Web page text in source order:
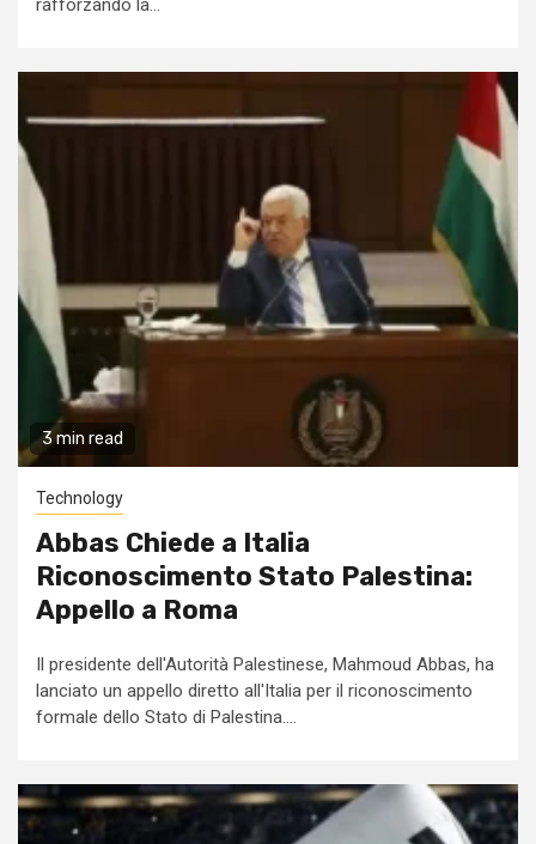
rafforzando la...
3 min read
Technology
Abbas Chiede a Italia
Riconoscimento Stato Palestina:
Appello a Roma
Il presidente dell'Autorità Palestinese, Mahmoud Abbas, ha
lanciato un appello diretto all'Italia per il riconoscimento
formale dello Stato di Palestina....